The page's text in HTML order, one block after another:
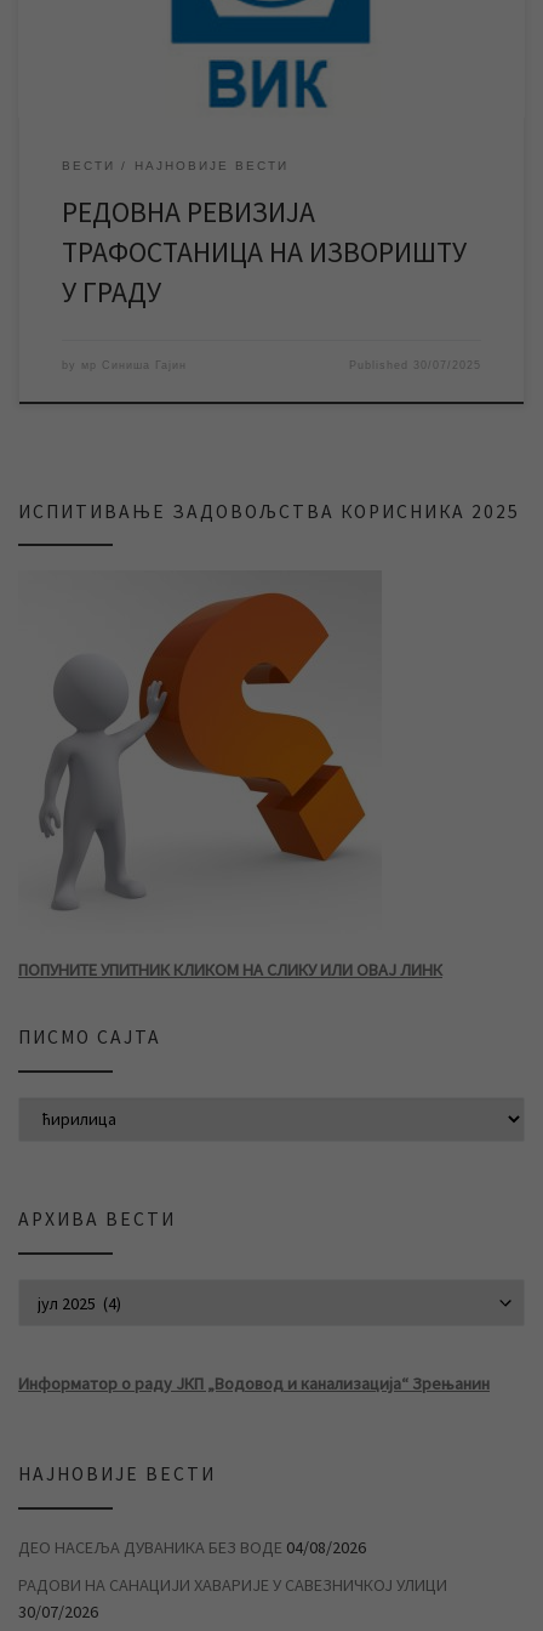
трафостаница на изворишту у граду преко којих […]
ВЕСТИ НАЈНОВИЈЕ ВЕСТИ
РЕДОВНА РЕВИЗИЈА
ТРАФОСТАНИЦА НА ИЗВОРИШТУ
У ГРАДУ
by мр Синиша Гајин Published 30/07/2025
ИСПИТИВАЊЕ ЗАДОВОЉСТВА КОРИСНИКА 2025
ПОПУНИТЕ УПИТНИК КЛИКОМ НА СЛИКУ ИЛИ ОВАЈ ЛИНК
ПИСМО САЈТА
АРХИВА ВЕСТИ
Информатор о раду ЈКП „Водовод и канализација“ Зрењанин
НАЈНОВИЈЕ ВЕСТИ
ДЕО НАСЕЉА ДУВАНИКА БЕЗ ВОДЕ 04/08/2026
РАДОВИ НА САНАЦИЈИ ХАВАРИЈЕ У САВЕЗНИЧКОЈ УЛИЦИ
30/07/2026